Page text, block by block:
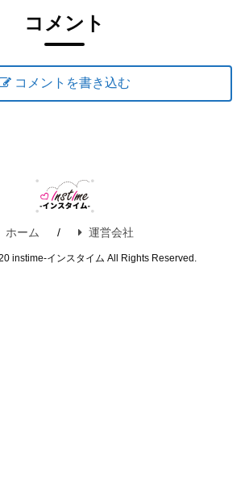
コメント
コメントを書き込む
ホーム 運営会社
instime-インスタイム All Rights Reserved.